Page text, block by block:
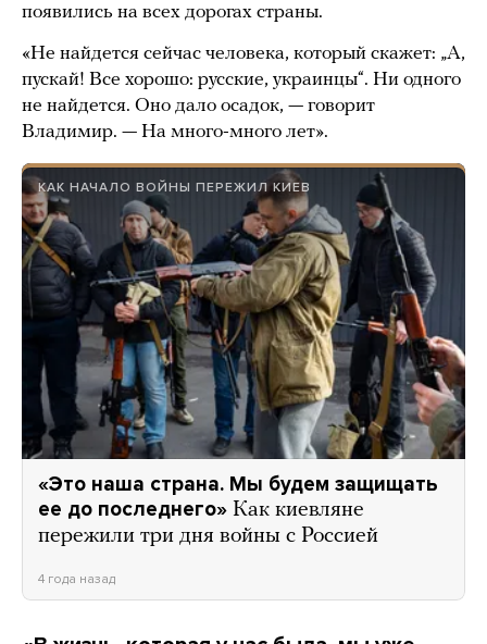
появились на всех дорогах страны.
«Не найдется сейчас человека, который скажет: „А,
пускай! Все хорошо: русские, украинцы“. Ни одного
не найдется. Оно дало осадок, — говорит
Владимир. — На много-много лет».
КАК НАЧАЛО ВОЙНЫ ПЕРЕЖИЛ КИЕВ
«Это наша страна. Мы будем защищать
ее до последнего» Как киевляне
пережили три дня войны с Россией
4 года назад